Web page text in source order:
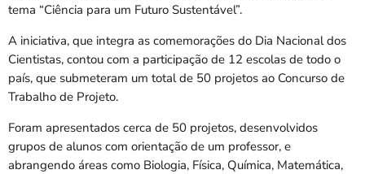
tema “Ciência para um Futuro Sustentável”.
A iniciativa, que integra as comemorações do Dia Nacional dos
Cientistas, contou com a participação de 12 escolas de todo o
país, que submeteram um total de 50 projetos ao Concurso de
Trabalho de Projeto.
Foram apresentados cerca de 50 projetos, desenvolvidos
grupos de alunos com orientação de um professor, e
abrangendo áreas como Biologia, Física, Química, Matemática,